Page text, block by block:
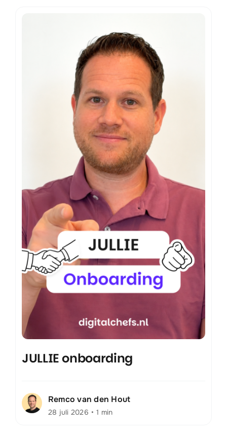
JULLIE onboarding
Remco van den Hout
28 juli 2026 • 1 min